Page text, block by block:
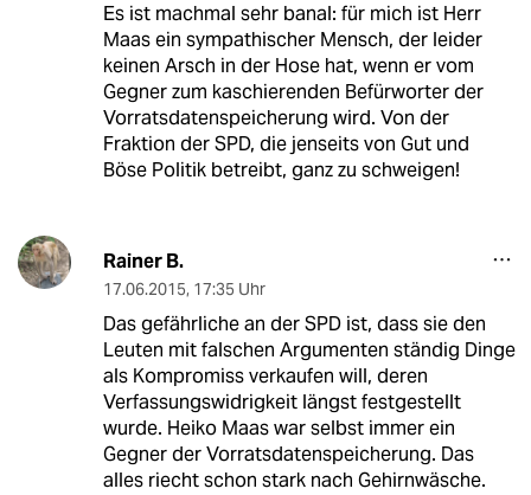
Es ist machmal sehr banal: für mich ist Herr
Maas ein sympathischer Mensch, der leider
keinen Arsch in der Hose hat, wenn er vom
Gegner zum kaschierenden Befürworter der
Vorratsdatenspeicherung wird. Von der
Fraktion der SPD, die jenseits von Gut und
Böse Politik betreibt, ganz zu schweigen!
Rainer B.
17.06.2015, 17:35 Uhr
Das gefährliche an der SPD ist, dass sie den
Leuten mit falschen Argumenten ständig Dinge
als Kompromiss verkaufen will, deren
Verfassungswidrigkeit längst festgestellt
wurde. Heiko Maas war selbst immer ein
Gegner der Vorratsdatenspeicherung. Das
alles riecht schon stark nach Gehirnwäsche.